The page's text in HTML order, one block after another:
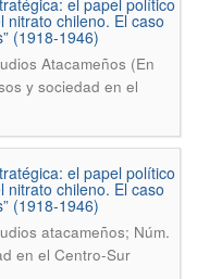
el papel político
chileno. El caso
(1918-1946)
Atacameños (En
y sociedad en el
el papel político
chileno. El caso
(1918-1946)
atacameños; Núm.
en el Centro-Sur